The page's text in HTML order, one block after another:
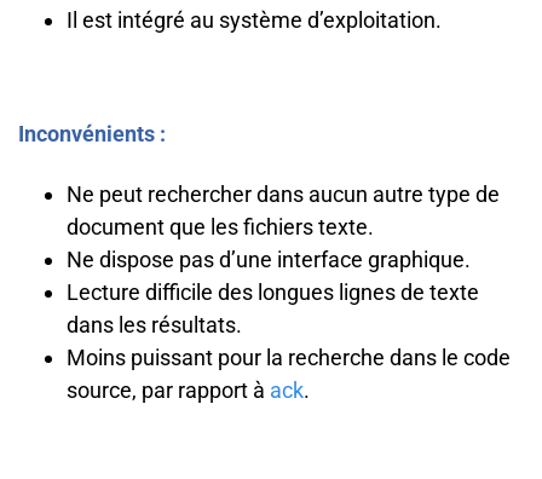
Il est intégré au système d’exploitation.
Inconvénients :
Ne peut rechercher dans aucun autre type de
document que les fichiers texte.
Ne dispose pas d’une interface graphique.
Lecture difficile des longues lignes de texte
dans les résultats.
Moins puissant pour la recherche dans le code
source, par rapport à ack.